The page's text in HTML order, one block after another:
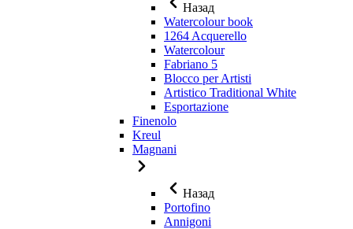
Назад
Watercolour book
1264 Acquerello
Watercolour
Fabriano 5
Blocco per Artisti
Artistico Traditional White
Esportazione
Finenolo
Kreul
Magnani
Назад
Portofino
Annigoni